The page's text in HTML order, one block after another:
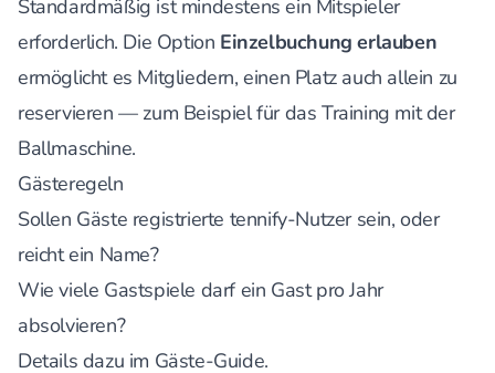
Standardmäßig ist mindestens ein Mitspieler
erforderlich. Die Option Einzelbuchung erlauben
ermöglicht es Mitgliedern, einen Platz auch allein zu
reservieren — zum Beispiel für das Training mit der
Ballmaschine.
Gästeregeln
Sollen Gäste registrierte tennify-Nutzer sein, oder
reicht ein Name?
Wie viele Gastspiele darf ein Gast pro Jahr
absolvieren?
Details dazu im Gäste-Guide.